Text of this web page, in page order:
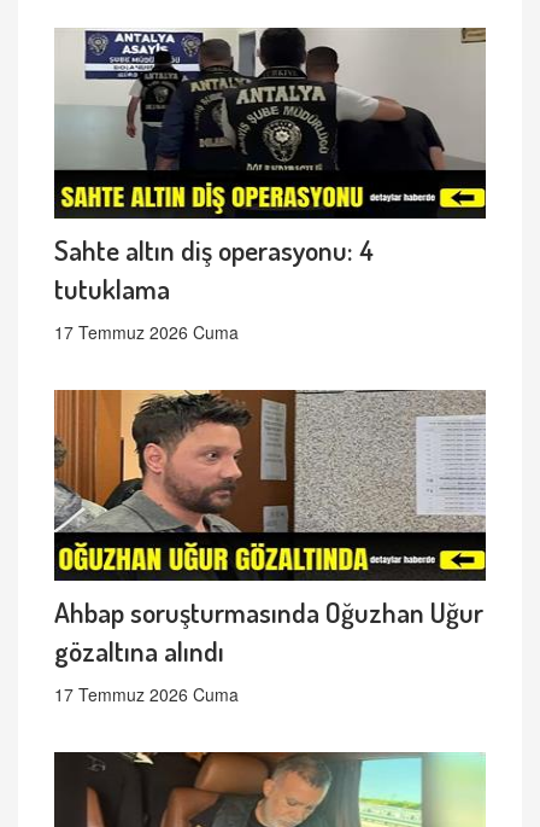
Sahte altın diş operasyonu: 4
tutuklama
17 Temmuz 2026 Cuma
Ahbap soruşturmasında Oğuzhan Uğur
gözaltına alındı
17 Temmuz 2026 Cuma